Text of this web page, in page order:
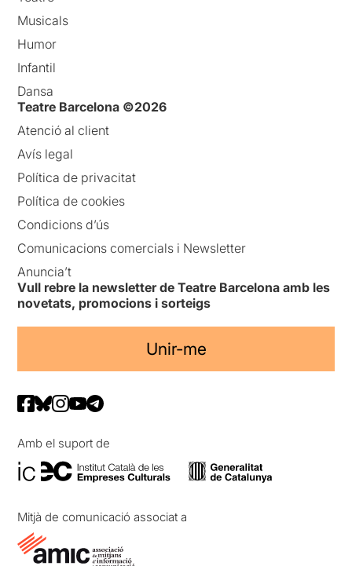
Musicals
Humor
Infantil
Dansa
Teatre Barcelona ©2026
Atenció al client
Avís legal
Política de privacitat
Política de cookies
Condicions d’ús
Comunicacions comercials i Newsletter
Anuncia’t
Vull rebre la newsletter de Teatre Barcelona amb les
novetats, promocions i sorteigs
Unir-me
Amb el suport de
Mitjà de comunicació associat a